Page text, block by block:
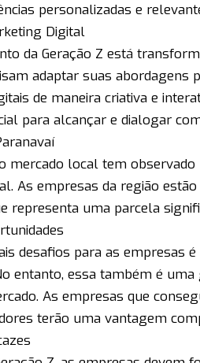
personalizadas e
Digital
da Geração Z está
adaptar suas abordagens
de maneira criativa e
para alcançar e dialogar
mercado local tem
As empresas da região
representa uma parcela
desafios para as empresas
entanto, essa também é
As empresas que
terão uma vantagem